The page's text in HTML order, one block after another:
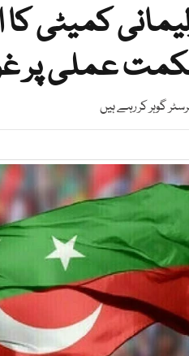
کمیٹی
عملی پر
گوہر کر رہے ہیں